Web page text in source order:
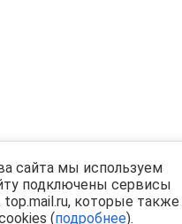
сайта мы используем
подключены сервисы
top.mail.ru, которые также
(подробнее).